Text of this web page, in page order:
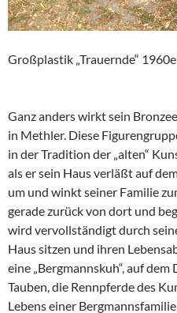
Großplastik „Trauernde“
Ganz anders wirkt sein
in Methler. Diese
in der Tradition der „alten“
als er sein Haus verläßt auf
um und winkt seiner Familie
gerade zurück von dort und
wird vervollständigt durch
Haus sitzen und ihren
eine „Bergmannskuh“, auf
Tauben, die Rennpferde des
Lebens einer